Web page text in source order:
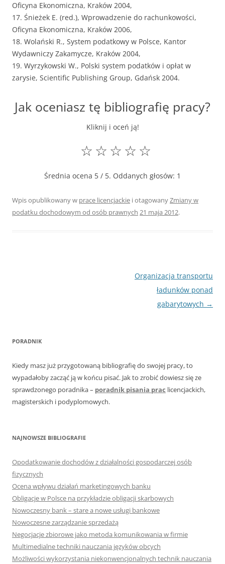
Oficyna Ekonomiczna, Kraków 2004,
17. Śnieżek E. (red.), Wprowadzenie do rachunkowości,
Oficyna Ekonomiczna, Kraków 2006,
18. Wolański R., System podatkowy w Polsce, Kantor
Wydawniczy Zakamycze, Kraków 2004,
19. Wyrzykowski W., Polski system podatków i opłat w
zarysie, Scientific Publishing Group, Gdańsk 2004.
Jak oceniasz tę bibliografię pracy?
Kliknij i oceń ją!
☆
☆
☆
☆
☆
Średnia ocena 5 / 5. Oddanych głosów: 1
Wpis opublikowany w prace licencjackie i otagowanyZmiany w
podatku dochodowym od osób prawnych 21 maja 2012.
Organizacja transportu
ładunków ponad
gabarytowych →
PORADNIK
Kiedy masz już przygotowaną bibliografię do swojej pracy, to
wypadałoby zacząć ją w końcu pisać. Jak to zrobić dowiesz się ze
sprawdzonego poradnika – poradnik pisania prac licencjackich,
magisterskich i podyplomowych.
NAJNOWSZE BIBLIOGRAFIE
Opodatkowanie dochodów z działalności gospodarczej osób
fizycznych
Ocena wpływu działań marketingowych banku
Obligacje w Polsce na przykładzie obligacji skarbowych
Nowoczesny bank – stare a nowe usługi bankowe
Nowoczesne zarządzanie sprzedażą
Negocjacje zbiorowe jako metoda komunikowania w firmie
Multimedialne techniki nauczania języków obcych
Możliwości wykorzystania niekonwencjonalnych technik nauczania